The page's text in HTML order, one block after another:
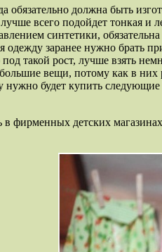
обязательно должна быть
всего подойдет тонкая
синтетики,
одежду заранее нужно брать
такой рост, лучше взять
вещи, потому как в них
будет купить
фирменных детских